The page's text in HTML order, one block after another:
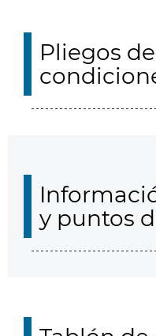
Pliegos de
y puntos